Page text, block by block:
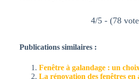
4/5 - (78
Publications similaires :
Fenêtre à galandage : un
La rénovation des fenêtres